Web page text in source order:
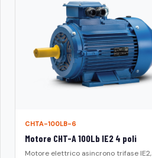
CHTA-100LB-6
Motore CHT-A 100Lb IE2 4 poli
Motore elettrico asincrono trifase IE2,